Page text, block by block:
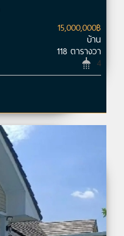
15,000,000฿
บ้าน
118 ตารางวา
4